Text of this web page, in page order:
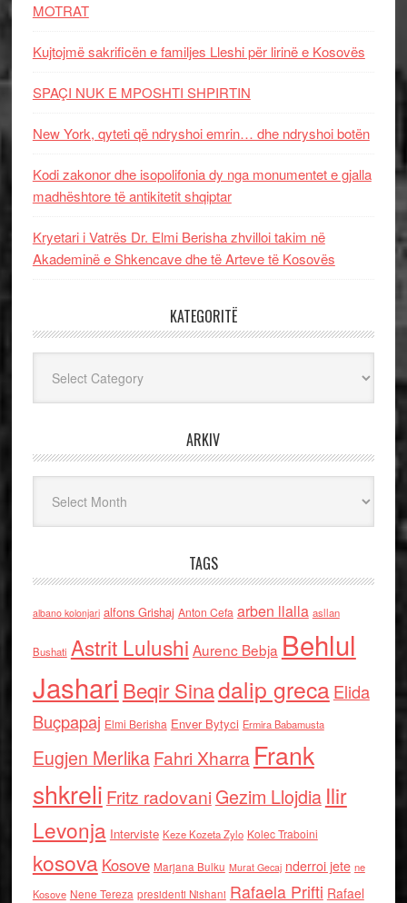
MOTRAT
Kujtojmë sakrificën e familjes Lleshi për lirinë e Kosovës
SPAÇI NUK E MPOSHTI SHPIRTIN
New York, qyteti që ndryshoi emrin… dhe ndryshoi botën
Kodi zakonor dhe isopolifonia dy nga monumentet e gjalla
madhështore të antikitetit shqiptar
Kryetari i Vatrës Dr. Elmi Berisha zhvilloi takim në
Akademinë e Shkencave dhe të Arteve të Kosovës
KATEGORITË
ARKIV
TAGS
albano kolonjari alfons Grishaj Anton Cefa arben llalla asllan
Bushati Astrit Lulushi Aurenc Bebja Behlul
Jashari Beqir Sinadalip grecaElida
Buçpapaj Elmi Berisha Enver Bytyci Ermira Babamusta
Eugjen MerlikaFahri Xharra Frank
shkreli Fritz radovaniGezim Llojdia Ilir
Levonja Interviste Keze Kozeta Zylo Kolec Traboini
kosova Kosove Marjana Bulku Murat Gecaj nderroi jete ne
Kosove Nene Tereza presidenti Nishani Rafaela Prifti Rafael